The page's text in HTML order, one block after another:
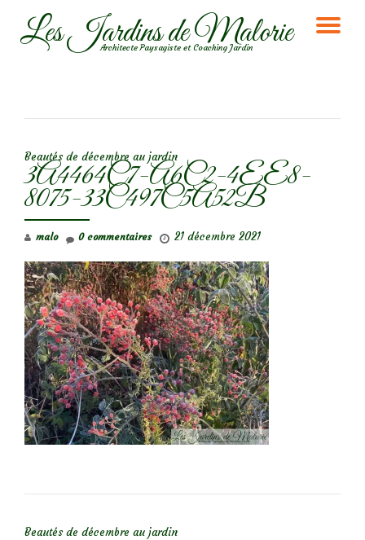
AllerLes Jardins de Malorie
Architecte Paysagiste et Coaching Jardin
Beautés de décembre au jardin
3A4464C7-A6C2-4EE8-
8075-33C497C5A52B
malo 21 décembre 2021
0 commentaires
Beautés de décembre au jardin